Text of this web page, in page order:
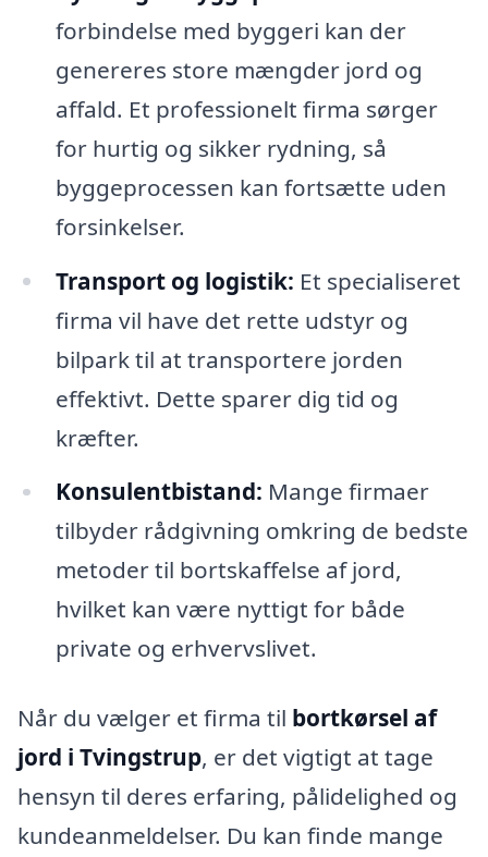
forbindelse med byggeri kan der
genereres store mængder jord og
affald. Et professionelt firma sørger
for hurtig og sikker rydning, så
byggeprocessen kan fortsætte uden
forsinkelser.
Transport og logistik: Et specialiseret
firma vil have det rette udstyr og
bilpark til at transportere jorden
effektivt. Dette sparer dig tid og
kræfter.
Konsulentbistand: Mange firmaer
tilbyder rådgivning omkring de bedste
metoder til bortskaffelse af jord,
hvilket kan være nyttigt for både
private og erhvervslivet.
Når du vælger et firma til bortkørsel af
jord i Tvingstrup, er det vigtigt at tage
hensyn til deres erfaring, pålidelighed og
kundeanmeldelser. Du kan finde mange